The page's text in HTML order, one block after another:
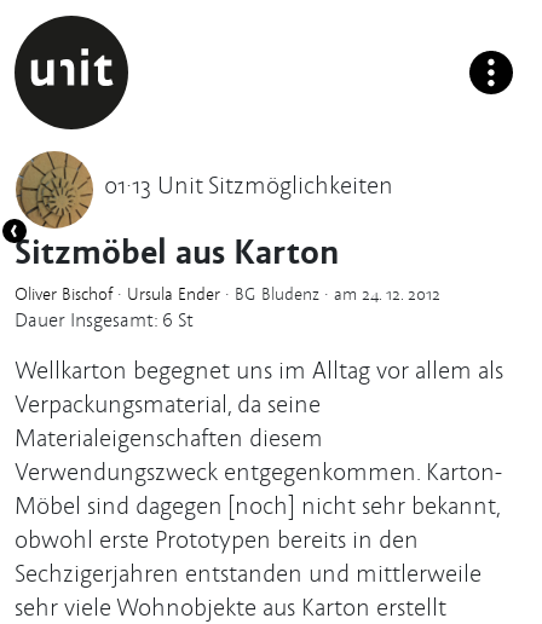
01·13 Unit Sitzmöglichkeiten
Sitzmöbel aus Karton
Oliver Bischof· Ursula Ender · BG Bludenz · am 24. 12. 2012
Dauer Insgesamt: 6 St
Wellkarton begegnet uns im Alltag vor allem als
Verpackungsmaterial, da seine
Materialeigenschaften diesem
Verwendungszweck entgegenkommen. Karton-
Möbel sind dagegen [noch] nicht sehr bekannt,
obwohl erste Prototypen bereits in den
Sechzigerjahren entstanden und mittlerweile
sehr viele Wohnobjekte aus Karton erstellt